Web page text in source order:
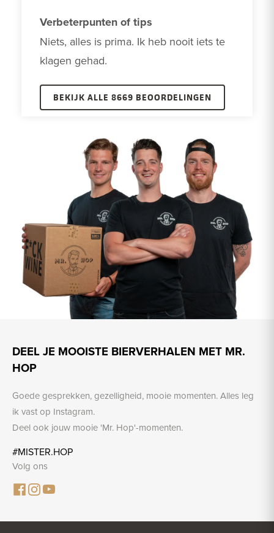
Verbeterpunten of tips
Niets, alles is prima. Ik heb nooit iets te
klagen gehad.
BEKIJK ALLE 8669 BEOORDELINGEN
DEEL JE MOOISTE BIERVERHALEN MET MR.
HOP
Goede gesprekken, gezelligheid, mooie momenten. Alles leg
ik vast op Instagram.
Deel ook jouw mooie 'Mr. Hop'-momenten.
#MISTER.HOP
Volg ons